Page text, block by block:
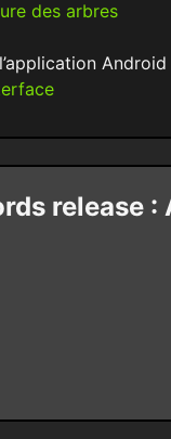
des arbres
Android
release :